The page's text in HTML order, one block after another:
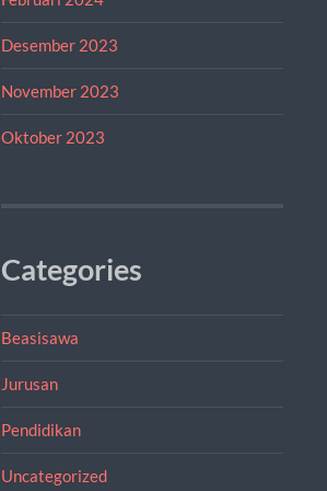
Desember 2023
November 2023
Oktober 2023
Categories
Beasisawa
Jurusan
Pendidikan
Uncategorized